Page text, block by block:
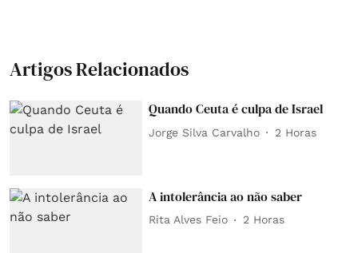
Artigos Relacionados
Quando Ceuta é culpa de Israel
Jorge Silva Carvalho 2 Horas
A intolerância ao não saber
Rita Alves Feio 2 Horas